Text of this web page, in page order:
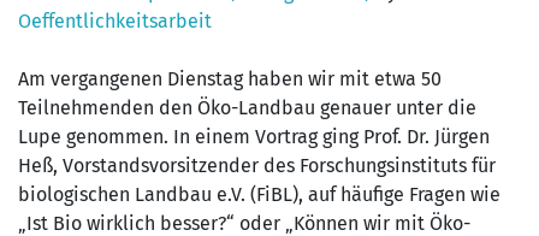
Oeffentlichkeitsarbeit
Am vergangenen Dienstag haben wir mit etwa 50
Teilnehmenden den Öko-Landbau genauer unter die
Lupe genommen. In einem Vortrag ging Prof. Dr. Jürgen
Heß, Vorstandsvorsitzender des Forschungsinstituts für
biologischen Landbau e.V. (FiBL), auf häufige Fragen wie
„Ist Bio wirklich besser?“ oder „Können wir mit Öko-